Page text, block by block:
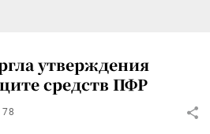
утверждения
средств ПФР
78